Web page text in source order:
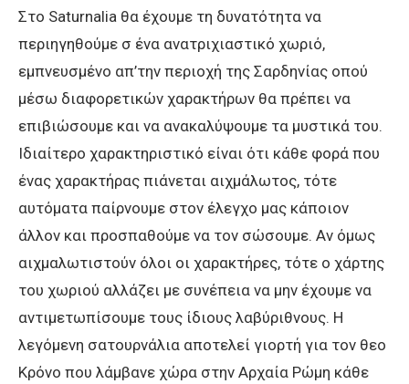
Στο Saturnalia θα έχουμε τη δυνατότητα να
περιηγηθούμε σ ένα ανατριχιαστικό χωριό,
εμπνευσμένο απ’την περιοχή της Σαρδηνίας οπού
μέσω διαφορετικών χαρακτήρων θα πρέπει να
επιβιώσουμε και να ανακαλύψουμε τα μυστικά του.
Ιδιαίτερο χαρακτηριστικό είναι ότι κάθε φορά που
ένας χαρακτήρας πιάνεται αιχμάλωτος, τότε
αυτόματα παίρνουμε στον έλεγχο μας κάποιον
άλλον και προσπαθούμε να τον σώσουμε. Αν όμως
αιχμαλωτιστούν όλοι οι χαρακτήρες, τότε ο χάρτης
του χωριού αλλάζει με συνέπεια να μην έχουμε να
αντιμετωπίσουμε τους ίδιους λαβύριθνους. Η
λεγόμενη σατουρνάλια αποτελεί γιορτή για τον θεο
Κρόνο που λάμβανε χώρα στην Αρχαία Ρώμη κάθε